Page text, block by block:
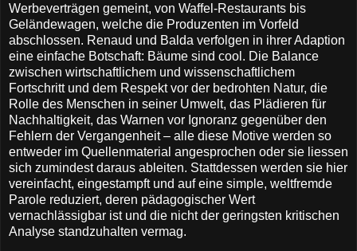
Werbeverträgen gemeint, von Waffel-Restaurants bis
Geländewagen, welche die Produzenten im Vorfeld
abschlossen. Renaud und Balda verfolgen in ihrer Adaption
eine einfache Botschaft: Bäume sind cool. Die Balance
zwischen wirtschaftlichem und wissenschaftlichem
Fortschritt und dem Respekt vor der bedrohten Natur, die
Rolle des Menschen in seiner Umwelt, das Plädieren für
Nachhaltigkeit, das Warnen vor Ignoranz gegenüber den
Fehlern der Vergangenheit – alle diese Motive werden so
entweder im Quellenmaterial angesprochen oder sie liessen
sich zumindest daraus ableiten. Stattdessen werden sie hier
vereinfacht, eingestampft und auf eine simple, weltfremde
Parole reduziert, deren pädagogischer Wert
vernachlässigbar ist und die nicht der geringsten kritischen
Analyse standzuhalten vermag.